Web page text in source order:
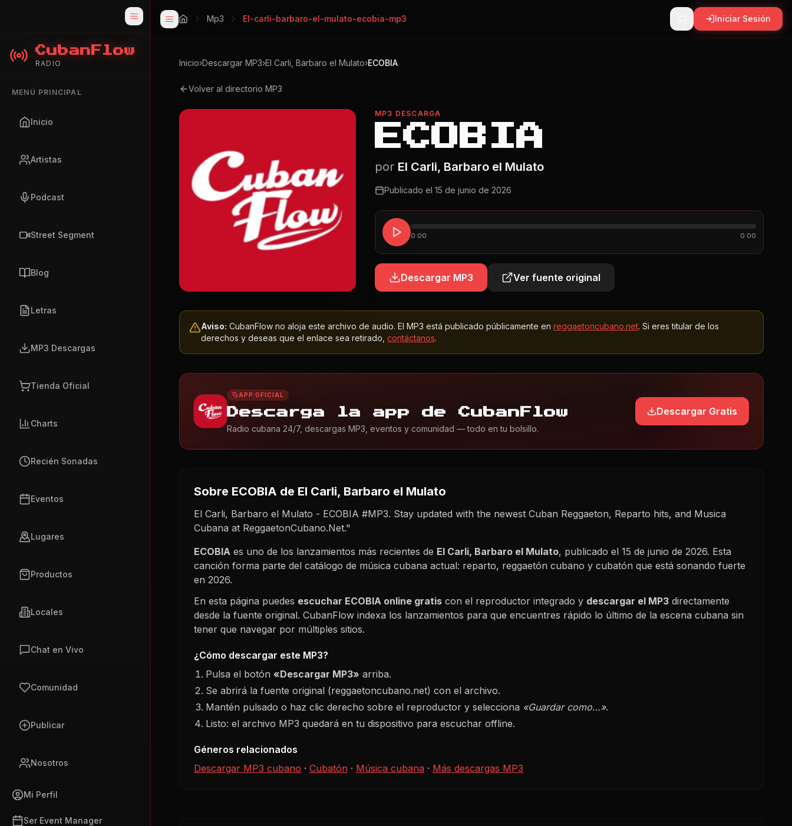
CubanFlow
RADIO
MENÚ PRINCIPAL
Inicio
Artistas
Podcast
Street Segment
Blog
Letras
MP3 Descargas
Tienda Oficial
Charts
Recién Sonadas
Eventos
Lugares
Productos
Locales
Chat en Vivo
Comunidad
Publicar
Nosotros
Mi Perfil
Ser Event Manager
Mp3 El-carli-barbaro-el-mulato-ecobia-mp3 Iniciar Sesión
Inicio›Descargar MP3›El Carli, Barbaro el Mulato›ECOBIA
Volver al directorio MP3
MP3 DESCARGA
ECOBIA
por El Carli, Barbaro el Mulato
Publicado el 15 de junio de 2026
0:00 0:00
Descargar MP3 Ver fuente original
Aviso: CubanFlow no aloja este archivo de audio. El MP3 está publicado públicamente en reggaetoncubano.net. Si eres titular de los
derechos y deseas que el enlace sea retirado, contáctanos.
APP OFICIAL
Descarga la app de CubanFlow
Radio cubana 24/7, descargas MP3, eventos y comunidad — todo en tu bolsillo.
Descargar Gratis
Sobre ECOBIA de El Carli, Barbaro el Mulato
El Carli, Barbaro el Mulato - ECOBIA #MP3. Stay updated with the newest Cuban Reggaeton, Reparto hits, and Musica
Cubana at ReggaetonCubano.Net."
ECOBIA es uno de los lanzamientos más recientes de El Carli, Barbaro el Mulato, publicado el 15 de junio de 2026. Esta
canción forma parte del catálogo de música cubana actual: reparto, reggaetón cubano y cubatón que está sonando fuerte
en 2026.
En esta página puedes escuchar ECOBIA online gratis con el reproductor integrado y descargar el MP3 directamente
desde la fuente original. CubanFlow indexa los lanzamientos para que encuentres rápido lo último de la escena cubana sin
tener que navegar por múltiples sitios.
¿Cómo descargar este MP3?
Pulsa el botón «Descargar MP3» arriba.
Se abrirá la fuente original (reggaetoncubano.net) con el archivo.
Mantén pulsado o haz clic derecho sobre el reproductor y selecciona «Guardar como…».
Listo: el archivo MP3 quedará en tu dispositivo para escuchar offline.
Géneros relacionados
Descargar MP3 cubano · Cubatón · Música cubana · Más descargas MP3